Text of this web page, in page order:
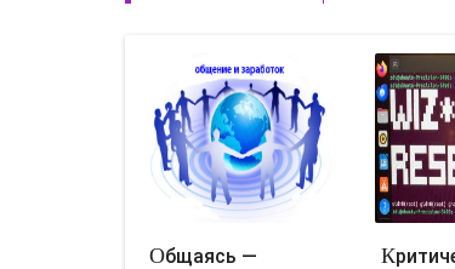
Общаясь — Критическая